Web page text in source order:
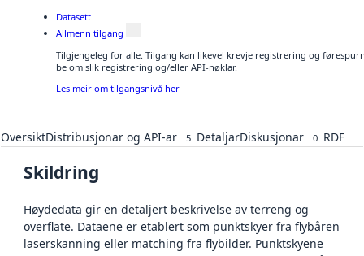
Datasett
Allmenn tilgang
Tilgjengeleg for alle. Tilgang kan likevel krevje registrering og
be om slik registrering og/eller API-nøklar.
Les meir om tilgangsnivå her
OversiktDistribusjonar og API-ar 5 DetaljarDiskusjonar 0 RDF
Skildring
Høydedata gir en detaljert beskrivelse av terreng og
overflate. Dataene er etablert som punktskyer fra flybåren
laserskanning eller matching fra flybilder. Punktskyene